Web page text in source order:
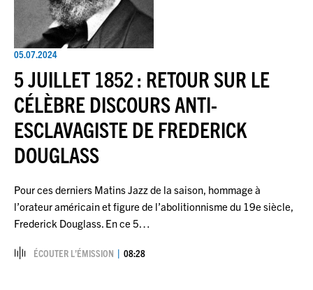
05.07.2024
5 JUILLET 1852 : RETOUR SUR LE
CÉLÈBRE DISCOURS ANTI-
ESCLAVAGISTE DE FREDERICK
DOUGLASS
Pour ces derniers Matins Jazz de la saison, hommage à
l’orateur américain et figure de l’abolitionnisme du 19e siècle,
Frederick Douglass. En ce 5…
ÉCOUTER L’ÉMISSION 08:28